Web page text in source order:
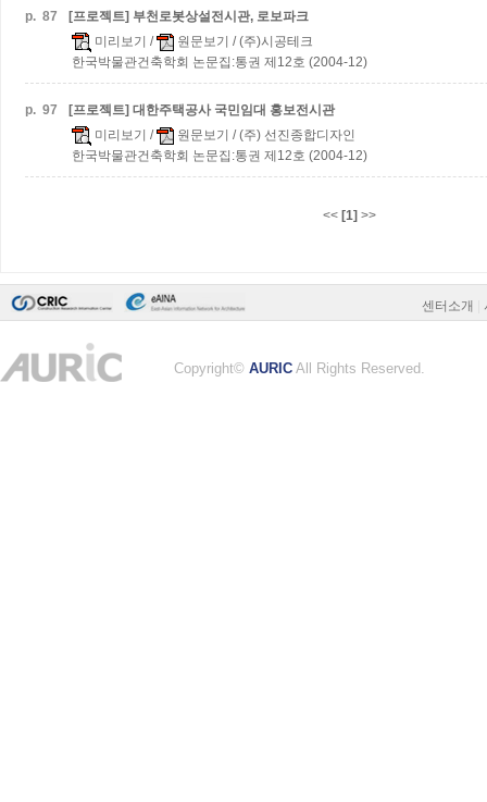
p. 87
[프로젝트] 부천로봇상설전시관, 로보파크
미리보기 / 원문보기 / (주)시공테크
한국박물관건축학회 논문집:통권 제12호 (2004-12)
p. 97
[프로젝트] 대한주택공사 국민임대 홍보전시관
미리보기 / 원문보기 / (주) 선진종합디자인
한국박물관건축학회 논문집:통권 제12호 (2004-12)
<< [1] >>
센터소개
Copyright© AURIC All Rights Reserved.